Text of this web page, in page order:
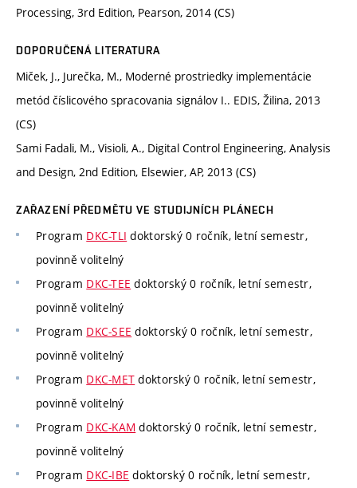
Processing, 3rd Edition, Pearson, 2014 (CS)
DOPORUČENÁ LITERATURA
Miček, J., Jurečka, M., Moderné prostriedky implementácie
metód číslicového spracovania signálov I.. EDIS, Žilina, 2013
(CS)
Sami Fadali, M., Visioli, A., Digital Control Engineering, Analysis
and Design, 2nd Edition, Elsewier, AP, 2013 (CS)
ZAŘAZENÍ PŘEDMĚTU VE STUDIJNÍCH PLÁNECH
Program DKC-TLI doktorský 0 ročník, letní semestr,
povinně volitelný
Program DKC-TEE doktorský 0 ročník, letní semestr,
povinně volitelný
Program DKC-SEE doktorský 0 ročník, letní semestr,
povinně volitelný
Program DKC-MET doktorský 0 ročník, letní semestr,
povinně volitelný
Program DKC-KAM doktorský 0 ročník, letní semestr,
povinně volitelný
Program DKC-IBE doktorský 0 ročník, letní semestr,